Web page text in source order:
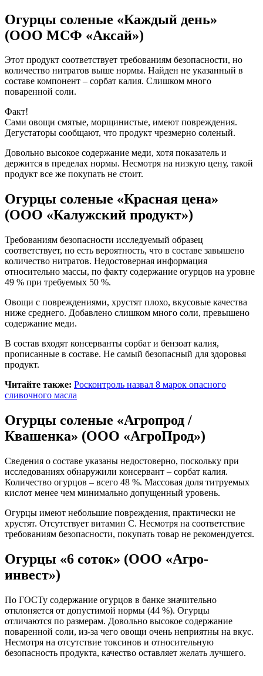
Огурцы соленые «Каждый день»
(ООО МСФ «Аксай»)
Этот продукт соответствует требованиям безопасности, но
количество нитратов выше нормы. Найден не указанный в
составе компонент – сорбат калия. Слишком много
поваренной соли.
Факт!
Сами овощи смятые, морщинистые, имеют повреждения.
Дегустаторы сообщают, что продукт чрезмерно соленый.
Довольно высокое содержание меди, хотя показатель и
держится в пределах нормы. Несмотря на низкую цену, такой
продукт все же покупать не стоит.
Огурцы соленые «Красная цена»
(ООО «Калужский продукт»)
Требованиям безопасности исследуемый образец
соответствует, но есть вероятность, что в составе завышено
количество нитратов. Недостоверная информация
относительно массы, по факту содержание огурцов на уровне
49 % при требуемых 50 %.
Овощи с повреждениями, хрустят плохо, вкусовые качества
ниже среднего. Добавлено слишком много соли, превышено
содержание меди.
В состав входят консерванты сорбат и бензоат калия,
прописанные в составе. Не самый безопасный для здоровья
продукт.
Читайте также: Росконтроль назвал 8 марок опасного
сливочного масла
Огурцы соленые «Агропрод /
Квашенка» (ООО «АгроПрод»)
Сведения о составе указаны недостоверно, поскольку при
исследованиях обнаружили консервант – сорбат калия.
Количество огурцов – всего 48 %. Массовая доля титруемых
кислот менее чем минимально допущенный уровень.
Огурцы имеют небольшие повреждения, практически не
хрустят. Отсутствует витамин С. Несмотря на соответствие
требованиям безопасности, покупать товар не рекомендуется.
Огурцы «6 соток» (ООО «Агро-
инвест»)
По ГОСТу содержание огурцов в банке значительно
отклоняется от допустимой нормы (44 %). Огурцы
отличаются по размерам. Довольно высокое содержание
поваренной соли, из-за чего овощи очень неприятны на вкус.
Несмотря на отсутствие токсинов и относительную
безопасность продукта, качество оставляет желать лучшего.